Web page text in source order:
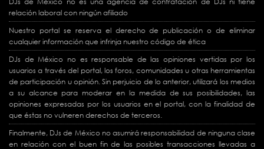
relación laboral con ningún afiliado
Nuestro portal se reserva el derecho de publicación o de eliminar
cualquier información que infrinja nuestro código de ética
DJs de México no es responsable de las opiniones vertidas por los
usuarios a través del portal, los foros, comunidades u otras herramientas
de participación u opinión. Sin perjuicio de lo anterior, utilizará los medios
a su alcance para moderar en la medida de sus posibilidades, las
opiniones expresadas por los usuarios en el portal, con la finalidad de
que éstas no vulneren derechos de terceros.
Finalmente, DJs de México no asumirá responsabilidad de ninguna clase
en relación con el buen fin de las posibles transacciones llevadas a